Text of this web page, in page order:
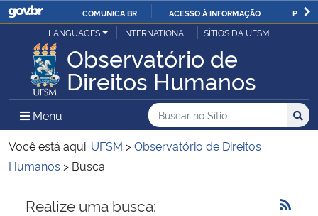
IR
PARA
CONTEÚDO
COMUNICA BR ACESSO À INFORMAÇÃO
Ministério da Justiça e Segurança Pública
Ministério da Defesa
Ministério das Relações Exteriores
LANGUAGES INTERNATIONAL SÍTIOS DA UFSM
Observatório de
Direitos Humanos
Menu Menu Principal do Sítio
Busca
Buscar no no Sítio
Busca:
Você está aqui: UFSM >Observatório de Direitos
Humanos > Busca
Início do conteúdo
Realize uma busca: